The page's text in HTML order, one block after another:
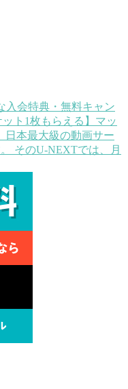
入会特典・無料キャン
ト1枚もらえる】 マッ
日本最大級の動画サー
そのU-NEXTでは、月